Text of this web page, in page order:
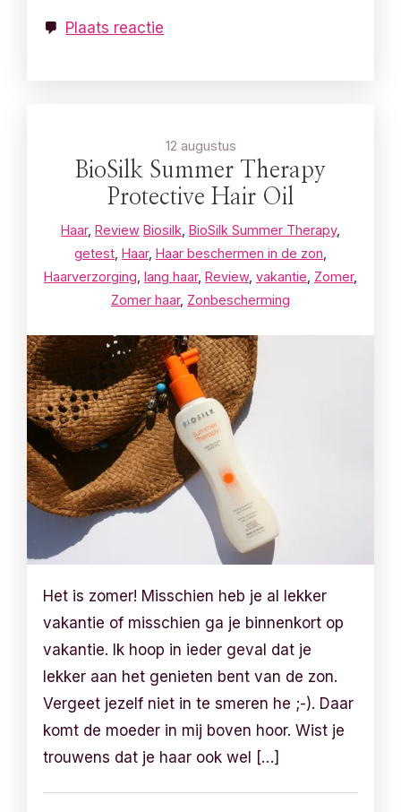
Plaats reactie
12 augustus
BioSilk Summer Therapy
Protective Hair Oil
Haar, Review Biosilk BioSilk Summer Therapy,
getest Haar, Haar beschermen in de zon
Haarverzorging lang haar, Review, vakantie Zomer,
Zomer haar, Zonbescherming
Het is zomer! Misschien heb je al lekker
vakantie of misschien ga je binnenkort op
vakantie. Ik hoop in ieder geval dat je
lekker aan het genieten bent van de zon.
Vergeet jezelf niet in te smeren he ;-). Daar
komt de moeder in mij boven hoor. Wist je
trouwens dat je haar ook wel […]